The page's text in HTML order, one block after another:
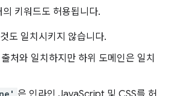
키워드도 허용됩니다.
도 일치시키지 않습니다.
처와 일치하지만 하위 도메인은 일치